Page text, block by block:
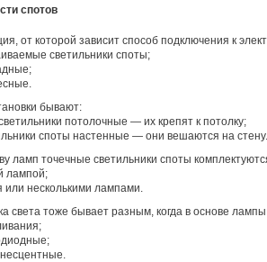
спотов
от которой зависит способ подключения к
светильники споты;
бывают:
потолочные — их крепят к потолку;
споты настенные — они вешаются на стену.
ламп точечные светильники споты
лампой;
или несколькими лампами.
света тоже бывает разным, когда в основе